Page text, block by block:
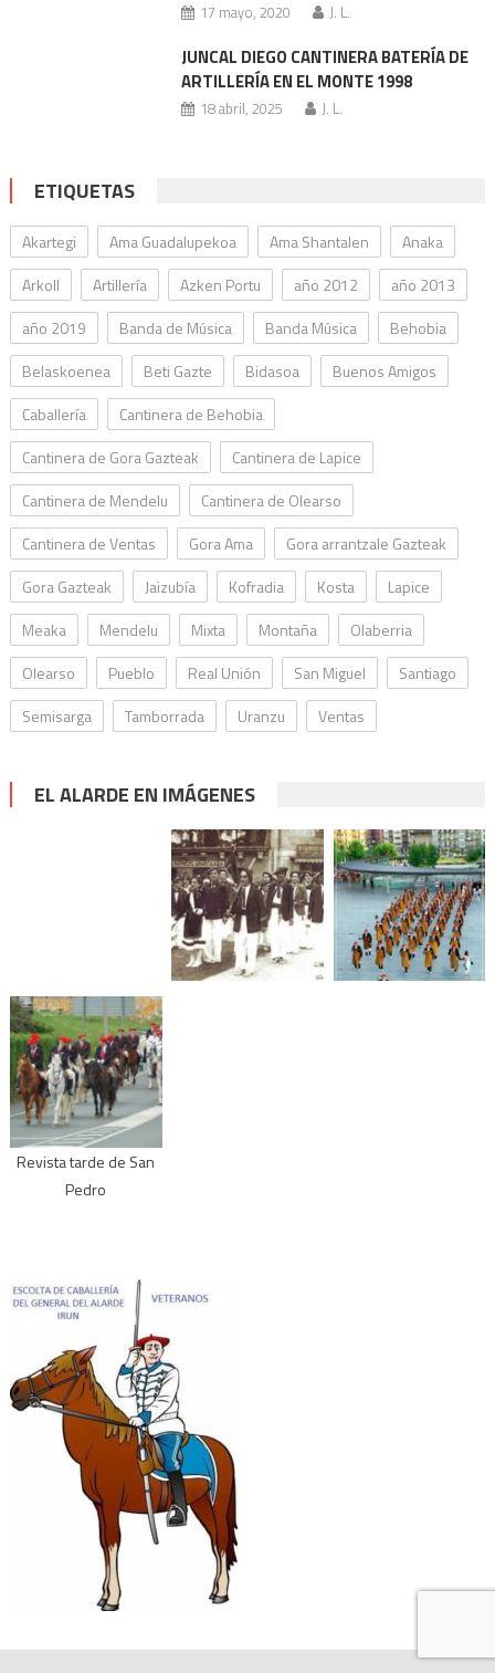
17 mayo, 2020 J. L.
JUNCAL DIEGO CANTINERA BATERÍA DE
ARTILLERÍA EN EL MONTE 1998
18 abril, 2025 J. L.
ETIQUETAS
Akartegi Ama Guadalupekoa Ama Shantalen
Anaka
Arkoll
Artillería Azken Portu año 2012
año 2013
año 2019
Banda de Música Banda Música
Behobia
Belaskoenea
Beti Gazte Bidasoa
Buenos Amigos
Caballería
Cantinera de Behobia
Cantinera de Gora Gazteak
Cantinera de Lapice
Cantinera de Mendelu
Cantinera de Olearso
Cantinera de Ventas
Gora Ama
Gora arrantzale Gazteak
Gora Gazteak
Jaizubía Kofradia Kosta
Lapice
Meaka
Mendelu Mixta Montaña
Olaberria
Olearso
Pueblo Real Unión San Miguel
Santiago
Semisarga
Tamborrada Uranzu Ventas
EL ALARDE EN IMÁGENES
Revista tarde de San
Pedro